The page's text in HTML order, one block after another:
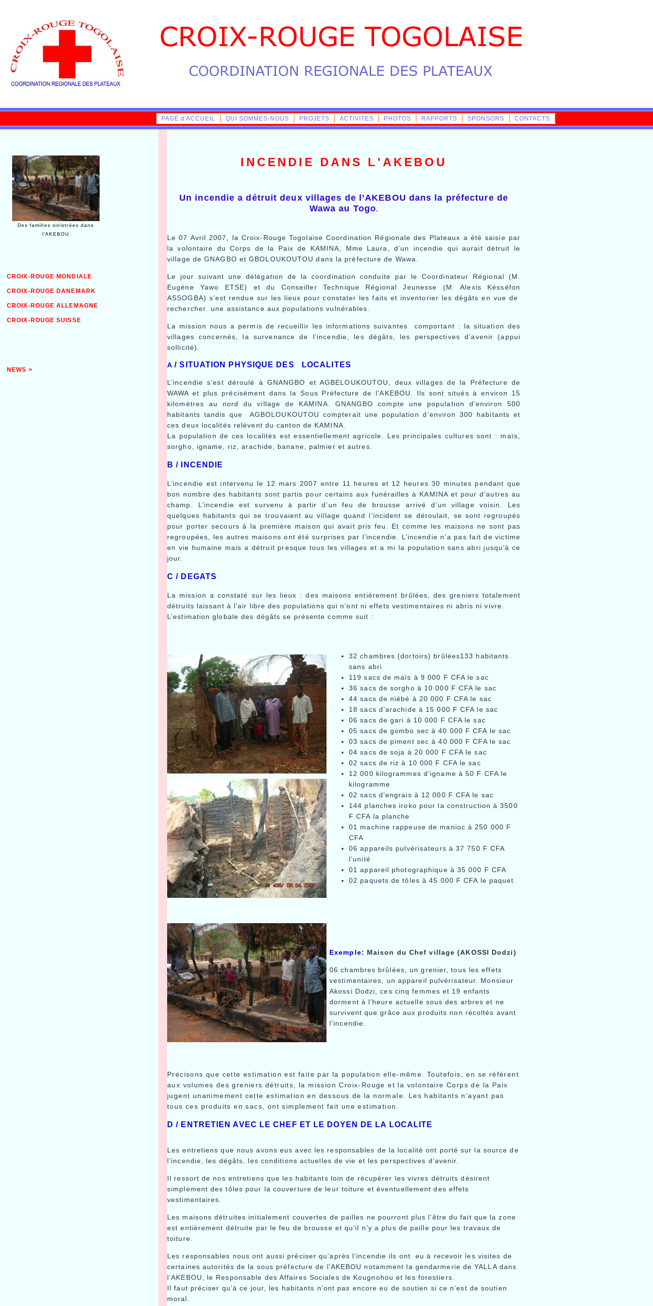
PAGE d'ACCUEIL QUI SOMMES-NOUS PROJETS ACTIVITES PHOTOS RAPPORTS SPONSORS CONTACTS
Des familles sinistrées dans
l'AKEBOU
CROIX-ROUGE MONDIALE
CROIX-ROUGE DANEMARK
CROIX-ROUGE ALLEMAGNE
CROIX-ROUGE SUISSE
NEWS >
INCENDIE DANS L'AKEBOU
Un incendie a détruit deux villages de l’AKEBOU dans la préfecture de
Wawa au Togo.
Le 07 Avril 2007, la Croix-Rouge Togolaise Coordination Régionale des Plateaux a été saisie par
la volontaire du Corps de la Paix de KAMINA, Mme Laura, d’un incendie qui aurait détruit le
village de GNAGBO et GBOLOUKOUTOU dans la préfecture de Wawa.
Le jour suivant une délégation de la coordination conduite par le Coordinateur Régional (M.
Eugène Yawo ETSE) et du Conseiller Technique Régional Jeunesse (M. Alexis Késséfon
ASSOGBA) s’est rendue sur les lieux pour constater les faits et inventorier les dégâts en vue de
rechercher une assistance aux populations vulnérables.
La mission nous a permis de recueillir les informations suivantes comportant : la situation des
villages concernés, la survenance de l’incendie, les dégâts, les perspectives d’avenir (appui
sollicité).
A/ SITUATION PHYSIQUE DES LOCALITES
L’incendie s’est déroulé à GNANGBO et AGBELOUKOUTOU, deux villages de la Préfecture de
WAWA et plus précisément dans la Sous Préfecture de l’AKEBOU. Ils sont situés à environ 15
kilomètres au nord du village de KAMINA. GNANGBO compte une population d’environ 500
habitants tandis que AGBOLOUKOUTOU compterait une population d’environ 300 habitants et
ces deux localités relèvent du canton de KAMINA.
La population de ces localités est essentiellement agricole. Les principales cultures sont : maïs,
sorgho, igname, riz, arachide, banane, palmier et autres.
B / INCENDIE
L’incendie est intervenu le 12 mars 2007 entre 11 heures et 12 heures 30 minutes pendant que
bon nombre des habitants sont partis pour certains aux funérailles à KAMINA et pour d’autres au
champ. L’incendie est survenu à partir d’un feu de brousse arrivé d’un village voisin. Les
quelques habitants qui se trouvaient au village quand l’incident se déroulait, se sont regroupés
pour porter secours à la première maison qui avait pris feu. Et comme les maisons ne sont pas
regroupées, les autres maisons ont été surprises par l’incendie. L’incendie n’a pas fait de victime
en vie humaine mais a détruit presque tous les villages et a mi la population sans abri jusqu’à ce
jour.
C / DEGATS
La mission a constaté sur les lieux : des maisons entièrement brûlées, des greniers totalement
détruits laissant à l’air libre des populations qui n’ont ni effets vestimentaires ni abris ni vivre.
L’estimation globale des dégâts se présente comme suit :
32 chambres (dortoirs) brûlées133 habitants
sans abri
119 sacs de maïs à 9 000 F CFA le sac
36 sacs de sorgho à 10 000 F CFA le sac
44 sacs de niébé à 20 000 F CFA le sac
18 sacs d’arachide à 15 000 F CFA le sac
06 sacs de gari à 10 000 F CFA le sac
05 sacs de gombo sec à 40 000 F CFA le sac
03 sacs de piment sec à 40 000 F CFA le sac
04 sacs de soja à 20 000 F CFA le sac
02 sacs de riz à 10 000 F CFA le sac
12 000 kilogrammes d’igname à 50 F CFA le
kilogramme
02 sacs d’engrais à 12 000 F CFA le sac
144 planches iroko pour la construction à 3500
F CFA la planche
01 machine rappeuse de manioc à 250 000 F
CFA
06 appareils pulvérisateurs à 37 750 F CFA
l’unité
01 appareil photographique à 35 000 F CFA
02 paquets de tôles à 45 000 F CFA le paquet
Exemple: Maison du Chef village (AKOSSI Dodzi)
06 chambres brûlées, un grenier, tous les effets
vestimentaires, un appareil pulvérisateur. Monsieur
Akossi Dodzi, ces cinq femmes et 19 enfants
dorment à l’heure actuelle sous des arbres et ne
survivent que grâce aux produits non récoltés avant
l’incendie.
Précisons que cette estimation est faite par la population elle-même. Toutefois, en se référent
aux volumes des greniers détruits, la mission Croix-Rouge et la volontaire Corps de la Paix
jugent unanimement cette estimation en dessous de la normale. Les habitants n’ayant pas
tous ces produits en sacs, ont simplement fait une estimation.
D / ENTRETIEN AVEC LE CHEF ET LE DOYEN DE LA LOCALITE
Les entretiens que nous avons eus avec les responsables de la localité ont porté sur la source de
l’incendie, les dégâts, les conditions actuelles de vie et les perspectives d’avenir.
Il ressort de nos entretiens que les habitants loin de récupérer les vivres détruits désirent
simplement des tôles pour la couverture de leur toiture et éventuellement des effets
vestimentaires.
Les maisons détruites initialement couvertes de pailles ne pourront plus l’être du fait que la zone
est entièrement détruite par le feu de brousse et qu’il n’y a plus de paille pour les travaux de
toiture.
Les responsables nous ont aussi préciser qu’après l’incendie ils ont eu à recevoir les visites de
certaines autorités de la sous préfecture de l’AKEBOU notamment la gendarmerie de YALLA dans
l’AKEBOU, le Responsable des Affaires Sociales de Kougnohou et les forestiers.
Il faut préciser qu’à ce jour, les habitants n’ont pas encore eu de soutien si ce n’est de soutien
moral.